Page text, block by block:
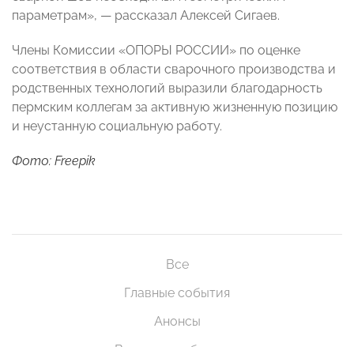
параметрам», — рассказал Алексей Сигаев.
Члены Комиссии «ОПОРЫ РОССИИ» по оценке
соответствия в области сварочного производства и
родственных технологий выразили благодарность
пермским коллегам за активную жизненную позицию
и неустанную социальную работу.
Фото: Freepik
Все
Главные события
Анонсы